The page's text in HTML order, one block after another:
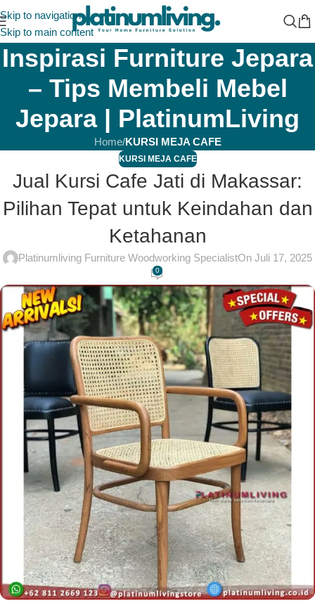
Skip to navigation
Skip to main content
Inspirasi Furniture Jepara
– Tips Membeli Mebel
Jepara | PlatinumLiving
Home/KURSI MEJA CAFE
KURSI MEJA CAFE
Jual Kursi Cafe Jati di Makassar:
Pilihan Tepat untuk Keindahan dan
Ketahanan
Platinumliving Furniture Woodworking SpecialistOn Juli 17, 2025
0